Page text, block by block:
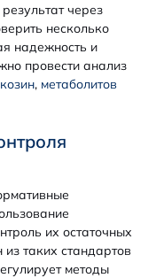
через
несколько
надежность и
провести анализ
, метаболитов
их остаточных
таких стандартов
методы